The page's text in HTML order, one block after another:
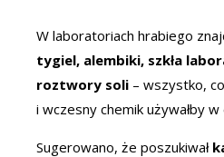
W laboratoriach hrabiego
tygiel, alembiki, szkła
roztwory soli – wszystko,
i wczesny chemik używałby
Sugerowano, że poszukiwał